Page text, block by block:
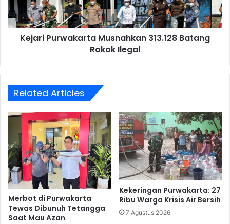
Ilegal
Kejari Purwakarta Musnahkan 313.128 Batang
Rokok Ilegal
Related Articles
Merbot di Purwakarta
Tewas Dibunuh Tetangga
Saat Mau Azan
Kekeringan Purwakarta: 27
Ribu Warga Krisis Air Bersih
7 Agustus 2026